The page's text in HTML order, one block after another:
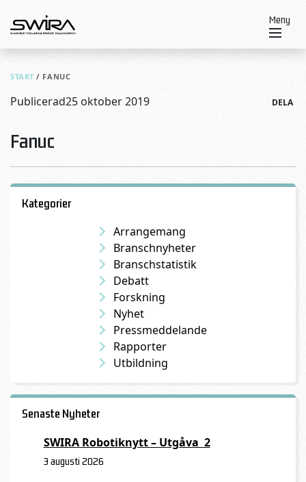
Meny
START / FANUC
Publicerad25 oktober 2019 DELA
Fanuc
Kategorier
Arrangemang
Branschnyheter
Branschstatistik
Debatt
Forskning
Nyhet
Pressmeddelande
Rapporter
Utbildning
Senaste Nyheter
SWIRA Robotiknytt – Utgåva 2
3 augusti 2026